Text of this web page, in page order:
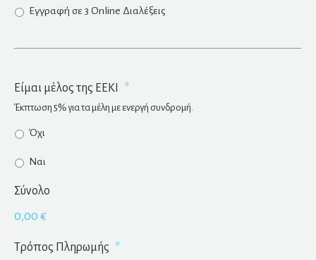
Εγγραφή σε 3 Online Διαλέξεις
Είμαι μέλος της ΕΕΚΙ *
Έκπτωση 5% για τα μέλη με ενεργή συνδρομή.
Όχι
Ναι
Σύνολο
0,00 €
Τρόπος Πληρωμής *